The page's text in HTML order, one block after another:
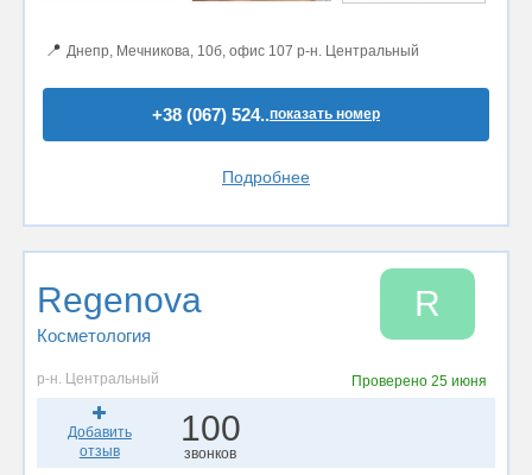
📍 Днепр, Мечникова, 10б, офис 107 р-н. Центральный
+38 (067) 524..показать номер
Подробнее
Regenova
Косметология
R
р-н. Центральный Проверено 25 июня
Добавить
отзыв
100
звонков